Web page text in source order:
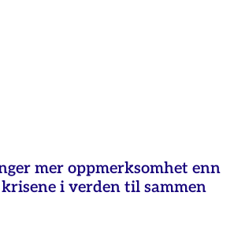
mer oppmerksomhet enn
i verden til sammen